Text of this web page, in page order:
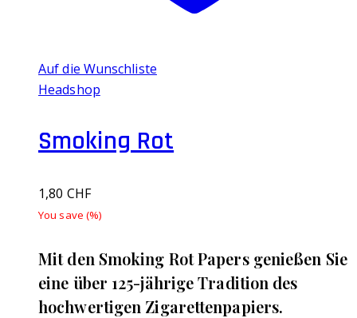
Auf die Wunschliste
Headshop
Smoking Rot
1,80 CHF
You save (%)
Mit den Smoking Rot Papers genießen Sie
eine über 125-jährige Tradition des
hochwertigen Zigarettenpapiers.